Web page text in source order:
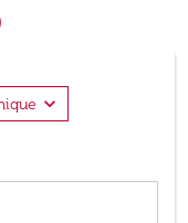
expand_more